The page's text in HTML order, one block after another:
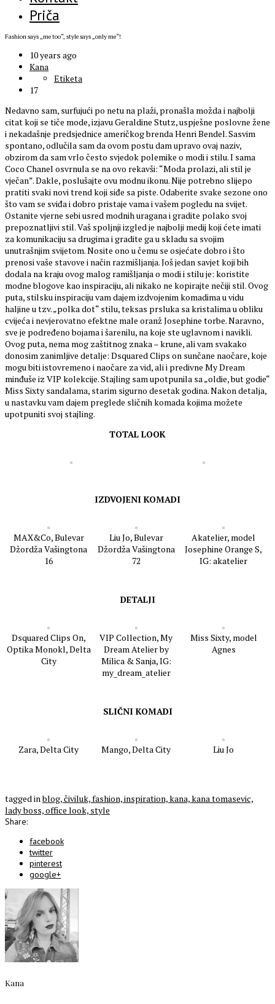
Priča
Fashion says „me too“, style says „only me“!
10 years ago
Kana
Etiketa
17
Nedavno sam, surfujući po netu na plaži, pronašla možda i najbolji
citat koji se tiče mode, izjavu Geraldine Stutz, uspješne poslovne žene
i nekadašnje predsjednice američkog brenda Henri Bendel. Sasvim
spontano, odlučila sam da ovom postu dam upravo ovaj naziv,
obzirom da sam vrlo često svjedok polemike o modi i stilu. I sama
Coco Chanel osvrnula se na ovo rekavši: “Moda prolazi, ali stil je
vječan”. Dakle, poslušajte ovu modnu ikonu. Nije potrebno slijepo
pratiti svaki novi trend koji siđe sa piste. Odaberite svake sezone ono
što vam se sviđa i dobro pristaje vama i vašem pogledu na svijet.
Ostanite vjerne sebi usred modnih uragana i gradite polako svoj
prepoznatljivi stil. Vaš spoljnji izgled je najbolji medij koji ćete imati
za komunikaciju sa drugima i gradite ga u skladu sa svojim
unutrašnjim svijetom. Nosite ono u čemu se osjećate dobro i što
prenosi vaše stavove i način razmišljanja. Još jedan savjet koji bih
dodala na kraju ovog malog ramišljanja o modi i stilu je: koristite
modne blogove kao inspiraciju, ali nikako ne kopirajte nečiji stil. Ovog
puta, stilsku inspiraciju vam dajem izdvojenim komadima u vidu
haljine u tzv. „polka dot“ stilu, teksas prsluka sa kristalima u obliku
cvijeća i nevjerovatno efektne male oranž Josephine torbe. Naravno,
sve je podređeno bojama i šarenilu, na koje ste uglavnom i navikli.
Ovog puta, nema mog zaštitnog znaka – krune, ali vam svakako
donosim zanimljive detalje: Dsquared Clips on sunčane naočare, koje
mogu biti istovremeno i naočare za vid, ali i predivne My Dream
minđuše iz VIP kolekcije. Stajling sam upotpunila sa „oldie, but godie“
Miss Sixty sandalama, starim sigurno desetak godina. Nakon detalja,
u nastavku vam dajem preglede sličnih komada kojima možete
upotpuniti svoj stajling.
TOTAL LOOK
IZDVOJENI KOMADI
MAX&Co, Bulevar
Džordža Vašingtona
16
Liu Jo, Bulevar
Džordža Vašingtona
72
Akatelier, model
Josephine Orange S,
IG: akatelier
DETALJI
Dsquared Clips On,
Optika Monokl, Delta
City
VIP Collection, My
Dream Atelier by
Milica & Sanja, IG:
my_dream_atelier
Miss Sixty, model
Agnes
SLIČNI KOMADI
Zara, Delta City Mango, Delta City Liu Jo
tagged in blog,čiviluk,fashion,inspiration,kana,kana tomasevic,
lady boss,office look, style
Share:
facebook
twitter
pinterest
google+
Kana